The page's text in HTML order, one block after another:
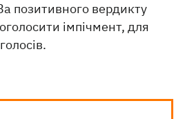
позитивного вердикту
імпічмент, для